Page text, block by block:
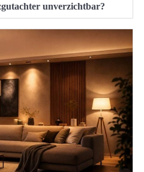
unverzichtbar?